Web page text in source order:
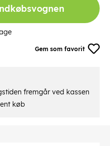
Gem som favorit
fremgår ved kassen
køb